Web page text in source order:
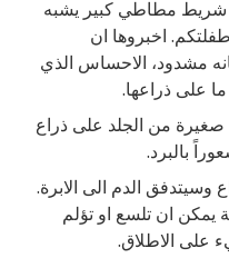
مطاطي كبير يشبه
اخبروها ان
مشدود، الاحساس الذي
على ذراعها.
من الجلد على ذراع
بالبرد.
الدم الى الابرة.
ان تلسع او تؤلم
على الاطلاق.